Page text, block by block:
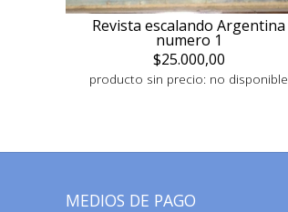
Revista escalando Argentina
numero 1
$25.000,00
producto sin precio: no disponible
MEDIOS DE PAGO